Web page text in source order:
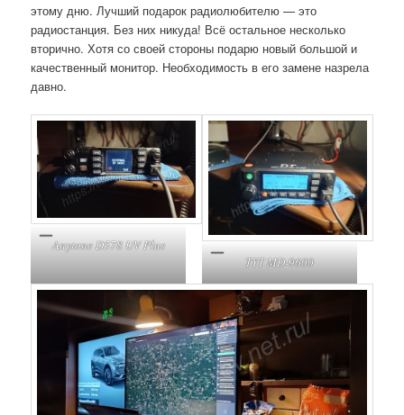
этому дню. Лучший подарок радиолюбителю — это
радиостанция. Без них никуда! Всё остальное несколько
вторично. Хотя со своей стороны подарю новый большой и
качественный монитор. Необходимость в его замене назрела
давно.
Anytone D578 UV Plus
TYT MD-9600